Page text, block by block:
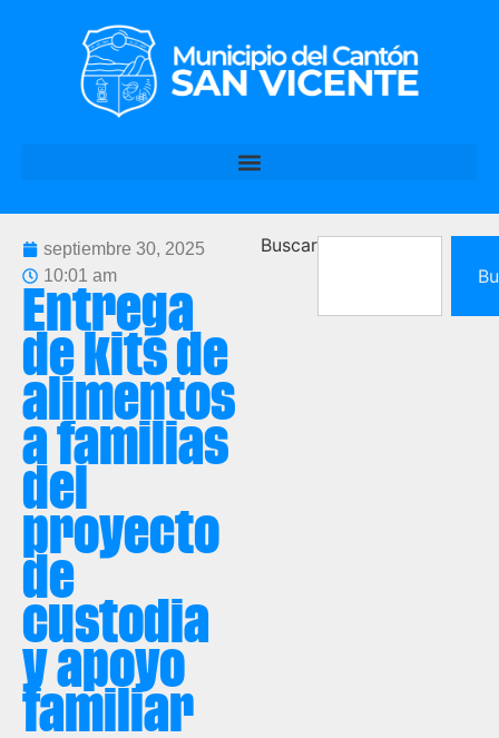
septiembre 30, 2025
10:01 am
Entrega
de kits de
alimentos
a familias
del
proyecto
de
custodia
y apoyo
familiar
Buscar